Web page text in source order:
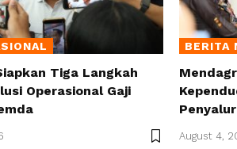
Tiga Langkah
Operasional Gaji
BERITA
August 4,